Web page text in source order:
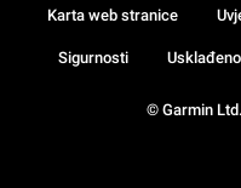
© Garmin
Karta web stranice
Sigurnosti